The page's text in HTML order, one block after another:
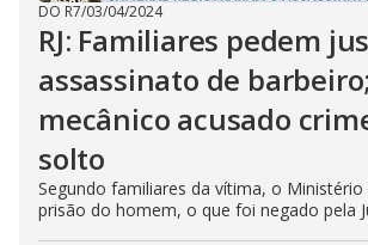
DO R7/03/04/2024
RJ: Familiares pedem
assassinato de barbeiro;
mecânico acusado
solto
Segundo familiares da vítima, o Ministério
prisão do homem, o que foi negado pela